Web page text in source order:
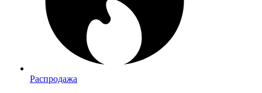
Распродажа